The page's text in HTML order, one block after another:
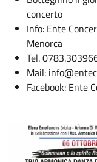
concerto
Info: Ente
Menorca
Tel.
Mail:
Facebook: Ente